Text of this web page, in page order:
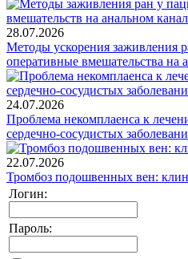
28.07.2026
Методы ускорения заживления
оперативные вмешательства на
24.07.2026
Проблема некомплаенса к
сердечно-сосудистых
22.07.2026
Тромбоз подошвенных вен:
Логин:
Пароль: